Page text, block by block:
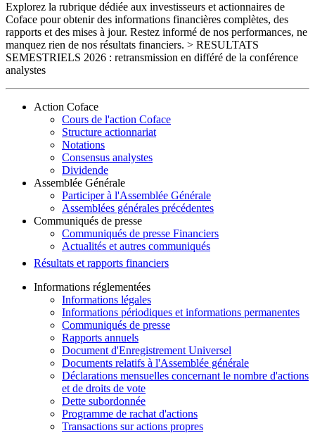
Explorez la rubrique dédiée aux investisseurs et actionnaires de
Coface pour obtenir des informations financières complètes, des
rapports et des mises à jour. Restez informé de nos performances, ne
manquez rien de nos résultats financiers. > RESULTATS
SEMESTRIELS 2026 : retransmission en différé de la conférence
analystes
Action Coface
Cours de l'action Coface
Structure actionnariat
Notations
Consensus analystes
Dividende
Assemblée Générale
Participer à l'Assemblée Générale
Assemblées générales précédentes
Communiqués de presse
Communiqués de presse Financiers
Actualités et autres communiqués
Résultats et rapports financiers
Informations réglementées
Informations légales
Informations périodiques et informations permanentes
Communiqués de presse
Rapports annuels
Document d'Enregistrement Universel
Documents relatifs à l'Assemblée générale
Déclarations mensuelles concernant le nombre d'actions
et de droits de vote
Dette subordonnée
Programme de rachat d'actions
Transactions sur actions propres